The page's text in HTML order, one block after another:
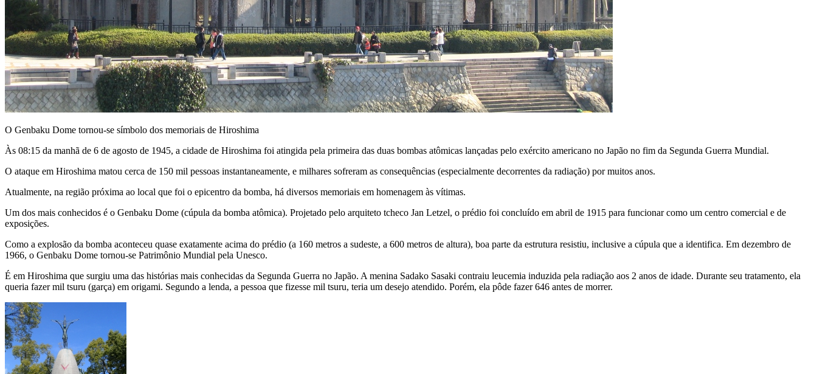
O Genbaku Dome tornou-se símbolo dos memoriais de Hiroshima
Às 08:15 da manhã de 6 de agosto de 1945, a cidade de Hiroshima foi atingida pela primeira das duas bombas atômicas lançadas pelo exército americano no Japão no fim da Segunda Guerra Mundial.
O ataque em Hiroshima matou cerca de 150 mil pessoas instantaneamente, e milhares sofreram as consequências (especialmente decorrentes da radiação) por muitos anos.
Atualmente, na região próxima ao local que foi o epicentro da bomba, há diversos memoriais em homenagem às vítimas.
Um dos mais conhecidos é o Genbaku Dome (cúpula da bomba atômica). Projetado pelo arquiteto tcheco Jan Letzel, o prédio foi concluído em abril de 1915 para funcionar como um centro comercial e de
exposições.
Como a explosão da bomba aconteceu quase exatamente acima do prédio (a 160 metros a sudeste, a 600 metros de altura), boa parte da estrutura resistiu, inclusive a cúpula que a identifica. Em dezembro de
1966, o Genbaku Dome tornou-se Patrimônio Mundial pela Unesco.
É em Hiroshima que surgiu uma das histórias mais conhecidas da Segunda Guerra no Japão. A menina Sadako Sasaki contraiu leucemia induzida pela radiação aos 2 anos de idade. Durante seu tratamento, ela
queria fazer mil tsuru (garça) em origami. Segundo a lenda, a pessoa que fizesse mil tsuru, teria um desejo atendido. Porém, ela pôde fazer 646 antes de morrer.